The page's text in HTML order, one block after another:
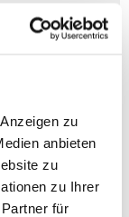
zu
anbieten
zu
zu Ihrer
für